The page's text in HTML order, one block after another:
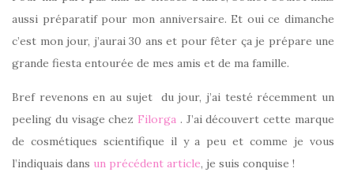
aussi préparatif pour mon anniversaire. Et oui ce dimanche
c’est mon jour, j’aurai 30 ans et pour fêter ça je prépare une
grande fiesta entourée de mes amis et de ma famille.
Bref revenons en au sujet du jour, j’ai testé récemment un
peeling du visage chez Filorga . J’ai découvert cette marque
de cosmétiques scientifique il y a peu et comme je vous
l’indiquais dans un précédent article, je suis conquise !